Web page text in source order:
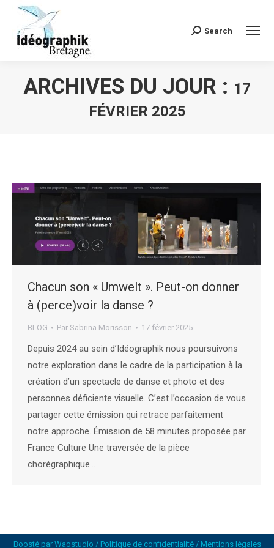
Recherche
Search
ARCHIVES DU JOUR : 17
FÉVRIER 2025
Chacun son « Umwelt ». Peut-on donner
à (perce)voir la danse ?
BLOG Par Sabrina Morisson 17 février 2025
Depuis 2024 au sein d’Idéographik nous poursuivons
notre exploration dans le cadre de la participation à la
création d’un spectacle de danse et photo et des
personnes déficiente visuelle. C’est l’occasion de vous
partager cette émission qui retrace parfaitement
notre approche. Émission de 58 minutes proposée par
France Culture Une traversée de la pièce
chorégraphique…
Boosté par Waostudio / Politique de confidentialité/ Mentions légales